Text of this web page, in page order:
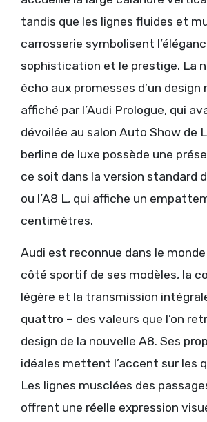
tandis que les lignes fluides et
carrosserie symbolisent
sophistication et le prestige. La
écho aux promesses d’un
affiché par l’Audi Prologue, qui
dévoilée au salon Auto Show de
berline de luxe possède une
ce soit dans la version standard
ou l’A8 L, qui affiche un
centimètres.
Audi est reconnue dans le
côté sportif de ses modèles, la
légère et la transmission
quattro – des valeurs que l’on
design de la nouvelle A8. Ses
idéales mettent l’accent sur les
Les lignes musclées des
offrent une réelle expression